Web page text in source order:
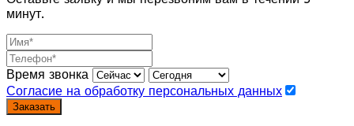
минут.
Время звонка
Согласие на обработку персональных данных
Заказать